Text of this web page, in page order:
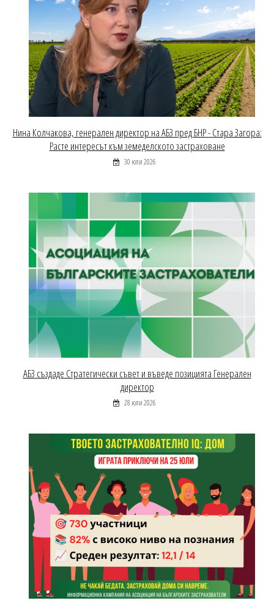
Нина Колчакова, генерален директор на АБЗ пред БНР - Стара Загора:
Расте интересът към земеделското застраховане
30 юли 2026
АБЗ създаде Стратегически съвет и въведе позицията Генерален
директор
28 юли 2026